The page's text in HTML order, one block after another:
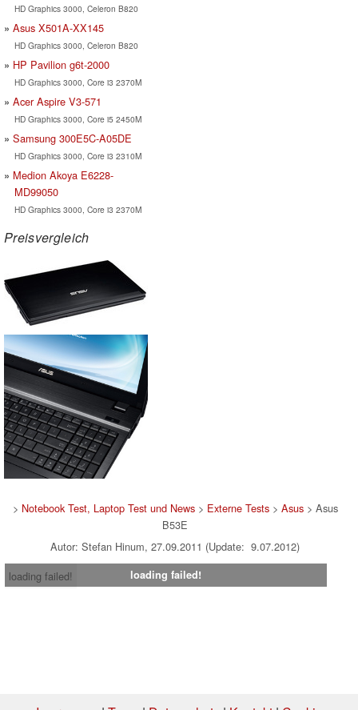
HD Graphics 3000, Celeron B820
Asus X501A-XX145
HD Graphics 3000, Celeron B820
HP Pavilion g6t-2000
HD Graphics 3000, Core i3 2370M
Acer Aspire V3-571
HD Graphics 3000, Core i5 2450M
Samsung 300E5C-A05DE
HD Graphics 3000, Core i3 2310M
Medion Akoya E6228-
MD99050
HD Graphics 3000, Core i3 2370M
Preisvergleich
> Notebook Test, Laptop Test und News> Externe Tests> Asus> Asus
B53E
Autor: Stefan Hinum, 27.09.2011 (Update: 9.07.2012)
loading failed!
loading failed!